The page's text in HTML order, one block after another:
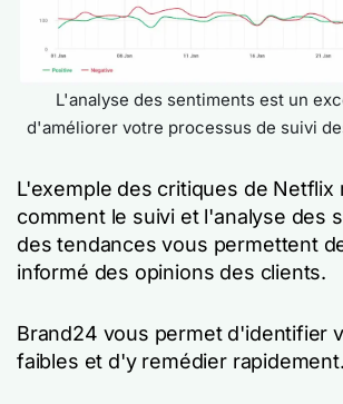
L'analyse des sentiments est un
d'améliorer votre processus de suivi
L'exemple des critiques de Netflix
comment le suivi et l'analyse des
des tendances vous permettent
informé des opinions des clients.
Brand24 vous permet d'identifier
faibles et d'y remédier rapidement.